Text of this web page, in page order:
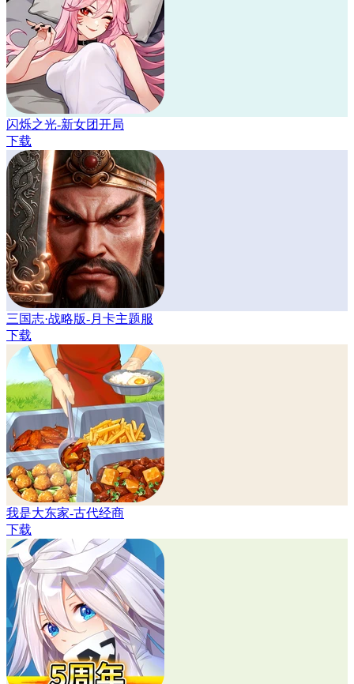
闪烁之光-新女团开局
下载
三国志·战略版-月卡主题服
下载
我是大东家-古代经商
下载